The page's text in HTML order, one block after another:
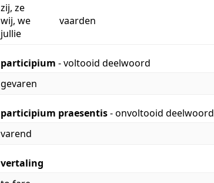
zij, ze
wij, we
jullie
vaarden
participium - voltooid deelwoord
gevaren
participium praesentis- onvoltooid deelwoord
varend
vertaling